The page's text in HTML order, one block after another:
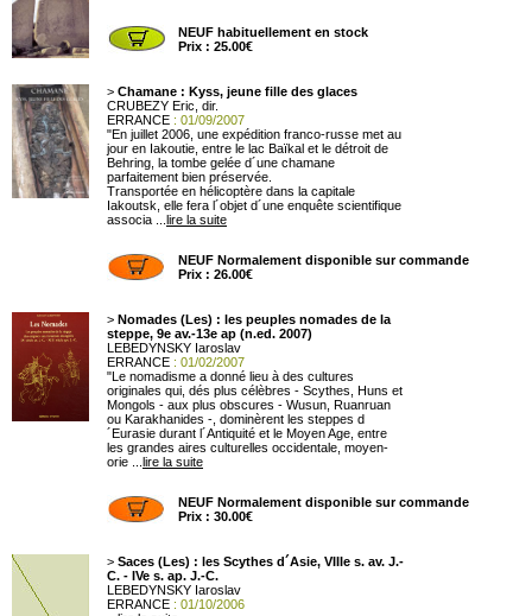
NEUF habituellement en stock
Prix : 25.00€
> Chamane : Kyss, jeune fille des glaces
CRUBEZY Eric, dir.
ERRANCE : 01/09/2007
"En juillet 2006, une expédition franco-russe met au
jour en Iakoutie, entre le lac Baïkal et le détroit de
Behring, la tombe gelée d´une chamane
parfaitement bien préservée.
Transportée en hélicoptère dans la capitale
Iakoutsk, elle fera l´objet d´une enquête scientifique
associa ... lire la suite
NEUF Normalement disponible sur commande
Prix : 26.00€
> Nomades (Les) : les peuples nomades de la
steppe, 9e av.-13e ap (n.ed. 2007)
LEBEDYNSKY Iaroslav
ERRANCE : 01/02/2007
"Le nomadisme a donné lieu à des cultures
originales qui, dés plus célèbres - Scythes, Huns et
Mongols - aux plus obscures - Wusun, Ruanruan
ou Karakhanides -, dominèrent les steppes d
´Eurasie durant l´Antiquité et le Moyen Age, entre
les grandes aires culturelles occidentale, moyen-
orie ... lire la suite
NEUF Normalement disponible sur commande
Prix : 30.00€
> Saces (Les) : les Scythes d´Asie, VIIIe s. av. J.-
C. - IVe s. ap. J.-C.
LEBEDYNSKY Iaroslav
ERRANCE : 01/10/2006